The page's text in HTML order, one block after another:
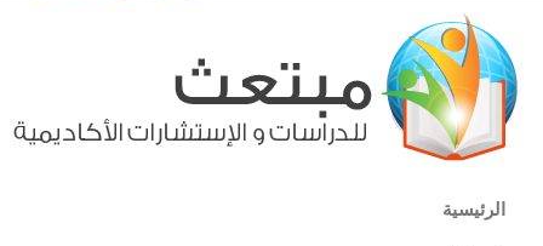
الرئيسية